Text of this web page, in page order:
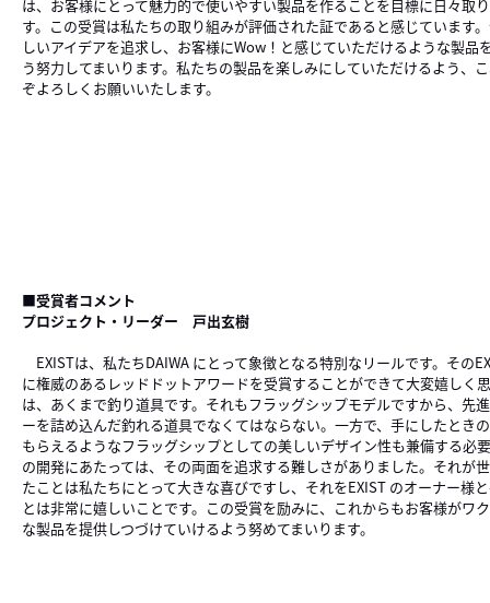
は、お客様にとって魅力的で使いやすい製品を作ることを目標に日々取
す。この受賞は私たちの取り組みが評価された証であると感じています
しいアイデアを追求し、お客様にWow！と感じていただけるような製品
う努力してまいります。私たちの製品を楽しみにしていただけるよう、
ぞよろしくお願いいたします。
■受賞者コメント
プロジェクト・リーダー 戸出玄樹
EXISTは、私たちDAIWA にとって象徴となる特別なリールです。その
に権威のあるレッドドットアワードを受賞することができて大変嬉しく
は、あくまで釣り道具です。それもフラッグシップモデルですから、先
ーを詰め込んだ釣れる道具でなくてはならない。一方で、手にしたとき
もらえるようなフラッグシップとしての美しいデザイン性も兼備する必
の開発にあたっては、その両面を追求する難しさがありました。それが
たことは私たちにとって大きな喜びですし、それをEXIST のオーナー様
とは非常に嬉しいことです。この受賞を励みに、これからもお客様がワ
な製品を提供しつづけていけるよう努めてまいります。